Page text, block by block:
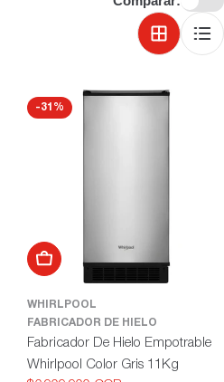
-31%
Añadir al carrito
WHIRLPOOL
FABRICADOR DE HIELO
Fabricador De Hielo Empotrable
Whirlpool Color Gris 11Kg